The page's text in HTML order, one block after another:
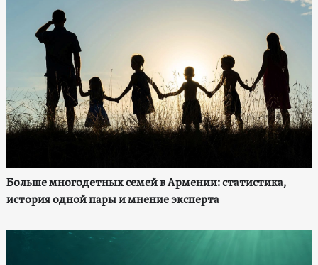
Больше многодетных семей в Армении: статистика,
история одной пары и мнение эксперта